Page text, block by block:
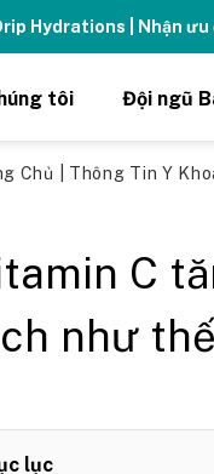
Hydrations | Nhận
tôi Đội ngũ
Chủ Thông Tin Y
C
như
lục